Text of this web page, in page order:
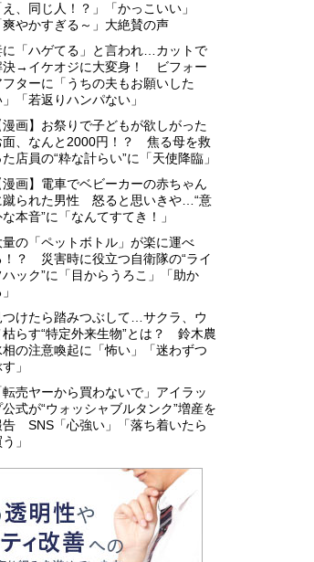
え、同じ人！？」「かっこいい」
爽やかすぎる～」大絶賛の声
に「ハゲてる」と言われ…カットで
決→イケオジに大変身！ ビフォー
フターに「うちの夫もお願いした
」「若返りハンパない」
漫画】お祭りで子どもが欲しがった
面、なんと2000円！？ 焦る母を救
た店員の“粋な計らい”に「天使降臨」
漫画】電車でベビーカーの赤ちゃん
蹴られた男性 怒ると思いきや…“意
本音”に「なんてすてき！」
量の「ペットボトル」が楽に運べ
！？ 災害時に役立つ自衛隊の“ライ
ハック”に「目からうろこ」「助か
つけたら踏みつぶして…サクラ、ウ
枯らす“特定外来生物”とは？ 鈴木農
相の注意喚起に「怖い」「迷わずつ
」
転売ヤーから買わないで」アイラッ
公式が“ウォッシャブルタンク”増産を
告 SNS「心強い」「落ち着いたら
」